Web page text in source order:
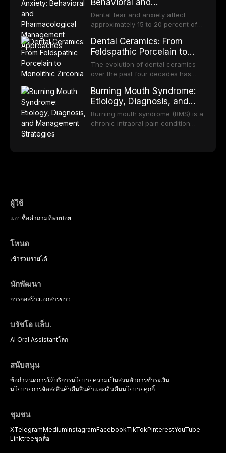
prosthetic joint infections, and
discusses clinical decision-making
in the context of
immunosuppression, cardiac
devices, and other special patient
populations.
increase quit rates. This article
reviews the current evidence base
for smoking cessation interventions
in dental settings, outlines the 5As
framework, and discusses the
integration of pharmacotherapy,
pathways into routine dental
practice.
increasing popularity of implant-
supported restorations, RPDs
continue to serve a substantial
examines the fundamental
principles of RPD design, including
Kennedy classification,
biomechanical considerations, and
component selection, and reviews
long-term clinical outcomes
regarding patient satisfaction,
abutment tooth survival, and the
impact on oral health-related
quality of life.
Behavioral and
Pharmacological
Management Approaches
Dental fear and anxiety affect
approximately 15 to 20 percent of
subset meeting criteria for specific
phobia. These conditions lead to
avoidance of dental care,
deterioration of oral health, and
reviews the epidemiology and
etiology of dental fear and anxiety,
describes validated assessment
tools, and provides an evidence-
based framework for behavioral
Dental Ceramics: From
Feldspathic Porcelain to
Monolithic Zirconia
The evolution of dental ceramics
over the past four decades has
offering increasingly esthetic,
durable, and biocompatible options.
From traditional feldspathic
porcelain to modern high-
Burning Mouth Syndrome:
Etiology, Diagnosis, and
Management Strategies
Burning mouth syndrome (BMS) is a
chronic intraoral pain condition
ผู้ใช้
แอปซื้อคำถามที่พบบ่อย
โหนด
เข้าร่วมรายได้
นักพัฒนา
การก่อสร้างเอกสารขาว
บรัชโอ แล็บ.
AI Oral Assistantโลก
สนับสนุน
ข้อกำหนดการให้บริการนโยบายความเป็นส่วนตัวการชำระเงิน
นโยบายการจัดส่งสินค้าคืนสินค้าและเงินคืนนโยบายคุกกี้
ชุมชน
XTelegramMediumInstagramFacebookTikTokPinterestYouTube
Linktreeชุดสื่อ